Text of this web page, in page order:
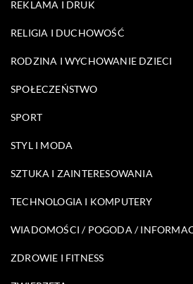
REKLAMA I DRUK
RELIGIA I DUCHOWOŚĆ
RODZINA I WYCHOWANIE DZIECI
SPOŁECZEŃSTWO
SPORT
STYL I MODA
SZTUKA I ZAINTERESOWANIA
TECHNOLOGIA I KOMPUTERY
WIADOMOŚCI / POGODA /
ZDROWIE I FITNESS